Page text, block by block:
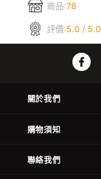
商品:78
評價:5.0 / 5.0
關於我們
購物須知
聯絡我們